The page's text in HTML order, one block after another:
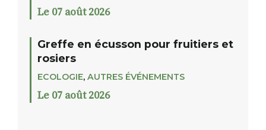
Le 07 août 2026
Greffe en écusson pour fruitiers et
rosiers
ECOLOGIE, AUTRES ÉVÉNEMENTS
Le 07 août 2026